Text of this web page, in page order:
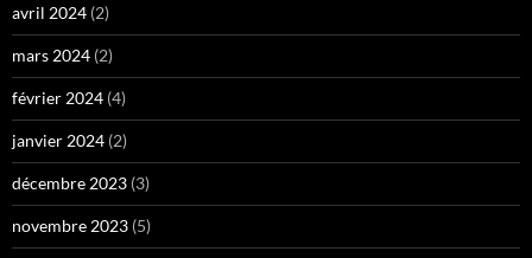
avril 2024 (2)
mars 2024 (2)
février 2024 (4)
janvier 2024 (2)
décembre 2023 (3)
novembre 2023 (5)